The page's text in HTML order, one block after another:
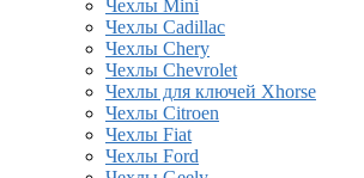
Чехлы Mini
Чехлы Cadillac
Чехлы Chery
Чехлы Chevrolet
Чехлы для ключей Xhorse
Чехлы Citroen
Чехлы Fiat
Чехлы Ford